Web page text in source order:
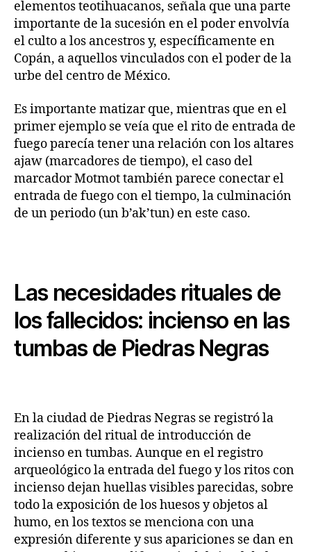
elementos teotihuacanos, señala que una parte
importante de la sucesión en el poder envolvía
el culto a los ancestros y, específicamente en
Copán, a aquellos vinculados con el poder de la
urbe del centro de México.
Es importante matizar que, mientras que en el
primer ejemplo se veía que el rito de entrada de
fuego parecía tener una relación con los altares
ajaw (marcadores de tiempo), el caso del
marcador Motmot también parece conectar el
entrada de fuego con el tiempo, la culminación
de un periodo (un b’ak’tun) en este caso.
Las necesidades rituales de
los fallecidos: incienso en las
tumbas de Piedras Negras
En la ciudad de Piedras Negras se registró la
realización del ritual de introducción de
incienso en tumbas. Aunque en el registro
arqueológico la entrada del fuego y los ritos con
incienso dejan huellas visibles parecidas, sobre
todo la exposición de los huesos y objetos al
humo, en los textos se menciona con una
expresión diferente y sus apariciones se dan en